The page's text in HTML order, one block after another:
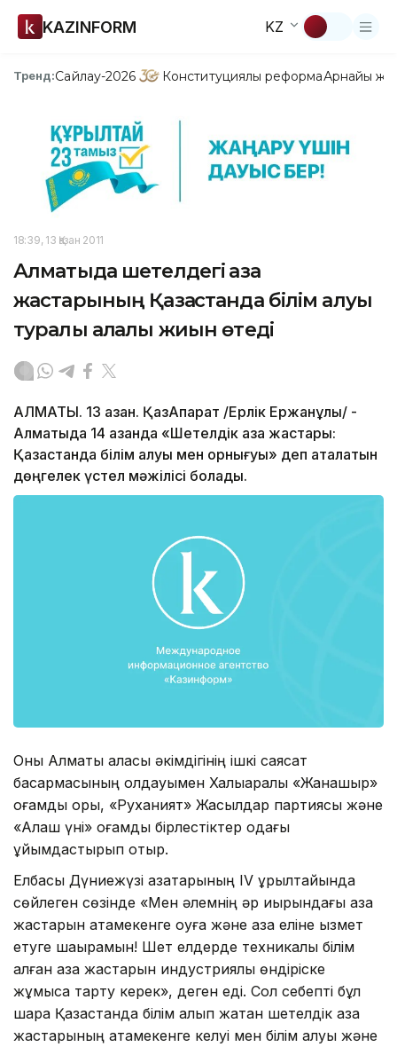
KAZINFORM KZ
Тренд:Сайлау-2026 Конституциялық реформаАрнайы
18:39, 13 Қазан 2011
Алматыда шетелдегі қазақ
жастарының Қазақстанда білім алуы
туралы алқалы жиын өтеді
АЛМАТЫ. 13 қазан. ҚазАқпарат /Ерлік Ержанұлы/ -
Алматыда 14 қазанда «Шетелдік қазақ жастары:
Қазақстанда білім алуы мен орнығуы» деп аталатын
дөңгелек үстел мәжілісі болады.
Оны Алматы қаласы әкімдігінің ішкі саясат
басқармасының қолдауымен Халықаралық «Жанашыр»
қоғамдық қоры, «Руханият» Жасылдар партиясы және
«Алаш үні» қоғамдық бірлестіктер одағы
ұйымдастырып отыр.
Елбасы Дүниежүзі қазақтарының IV құрылтайында
сөйлеген сөзінде «Мен әлемнің әр қиырындағы қазақ
жастарын атамекенге оқуға және қазақ еліне қызмет
етуге шақырамын! Шет елдерде техникалық білім
алған қазақ жастарын индустриялық өндіріске
жұмысқа тарту керек», деген еді. Сол себепті бұл
шара Қазақстанда білім алып жатқан шетелдік қазақ
жастарының атамекенге келуі мен білім алуы және